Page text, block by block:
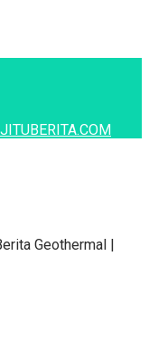
Geothermal |